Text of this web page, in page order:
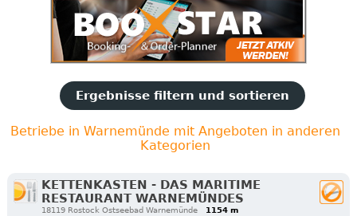
Ergebnisse filtern und sortieren
Betriebe in Warnemünde mit Angeboten in anderen
Kategorien
KETTENKASTEN - DAS MARITIME
RESTAURANT WARNEMÜNDES
18119 Rostock Ostseebad Warnemünde 1154 m